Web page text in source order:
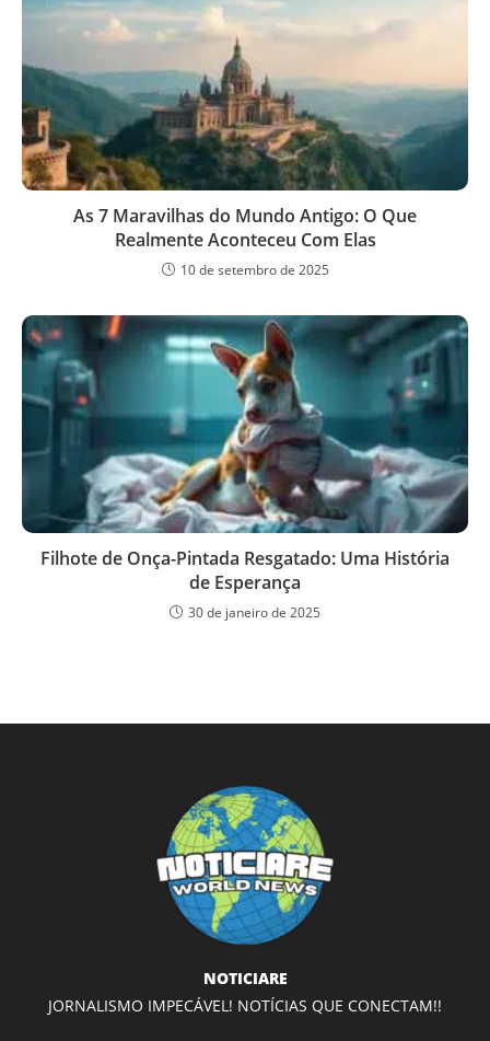
As 7 Maravilhas do Mundo Antigo: O Que
Realmente Aconteceu Com Elas
10 de setembro de 2025
Filhote de Onça-Pintada Resgatado: Uma História
de Esperança
30 de janeiro de 2025
NOTICIARE
JORNALISMO IMPECÁVEL! NOTÍCIAS QUE CONECTAM!!